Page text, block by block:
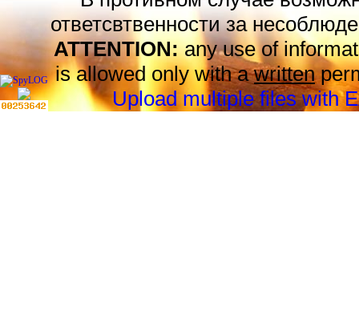
ответсвтвенности за
ATTENTION:any use of
is allowed only with awritten
Upload multiple files with